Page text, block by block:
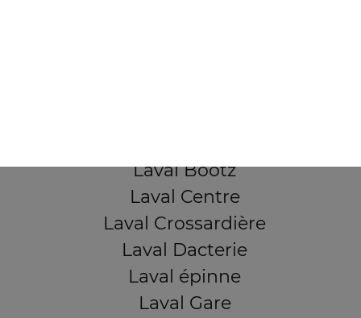
Laval Bootz
Laval Centre
Laval Crossardière
Laval Dacterie
Laval épinne
Laval Gare